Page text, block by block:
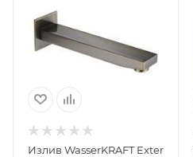
Излив WasserKRAFT Exter